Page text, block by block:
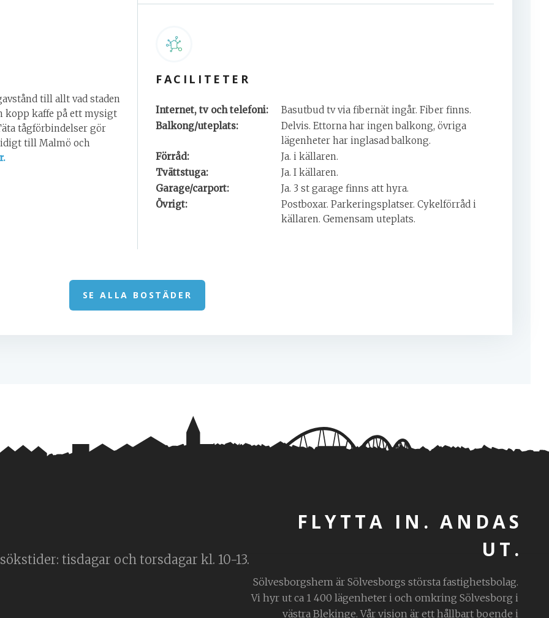
till allt vad staden
kopp kaffe på ett mysigt
tågförbindelser gör
till Malmö och
FACILITETER
Internet, tv och telefoni:
Basutbud tv via fibernät ingår. Fiber finns.
Balkong/uteplats:
Delvis. Ettorna har ingen balkong, övriga
lägenheter har inglasad balkong.
Förråd:
Ja. i källaren.
Tvättstuga:
Ja. I källaren.
Garage/carport:
Ja. 3 st garage finns att hyra.
Övrigt:
Postboxar. Parkeringsplatser. Cykelförråd i
källaren. Gemensam uteplats.
SE ALLA BOSTÄDER
tisdagar och torsdagar kl. 10-13.
FLYTTA IN. ANDAS
UT.
Sölvesborgshem är Sölvesborgs största fastighetsbolag.
Vi hyr ut ca 1 400 lägenheter i och omkring Sölvesborg i
västra Blekinge. Vår vision är ett hållbart boende i